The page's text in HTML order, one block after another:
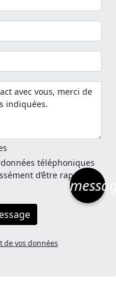
téléphoniques
d’être rappelé
de vos données